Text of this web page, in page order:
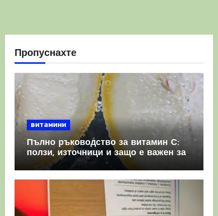
Пропуснахте
витамини
Пълно ръководство за витамин С:
ползи, източници и защо е важен за
имунната система